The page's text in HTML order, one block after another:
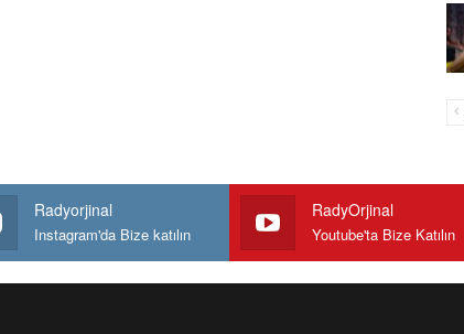
Radyorjinal
Instagram'da Bize katılın
RadyOrjinal
Youtube'ta Bize Katılın